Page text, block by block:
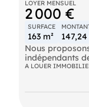
LOYER MENSUEL
2 000 €
SURFACE
163 m²
Nous
indépendants
situés sur un
: un espace
et des locaux
A LOUER